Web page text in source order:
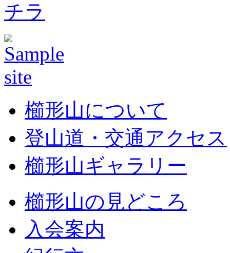
チラ
櫛形山について
登山道・交通アクセス
櫛形山ギャラリー
櫛形山の見どころ
入会案内